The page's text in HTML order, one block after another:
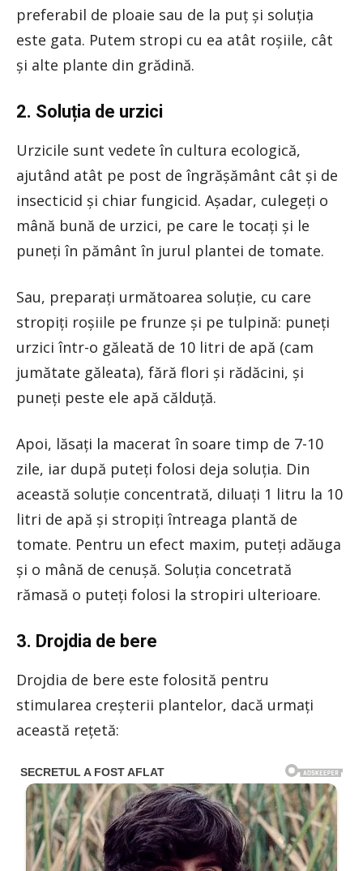
preferabil de ploaie sau de la puț și soluția
este gata. Putem stropi cu ea atât roșiile, cât
și alte plante din grădină.
2. Soluția de urzici
Urzicile sunt vedete în cultura ecologică,
ajutând atât pe post de îngrășământ cât și de
insecticid și chiar fungicid. Așadar, culegeți o
mână bună de urzici, pe care le tocați și le
puneți în pământ în jurul plantei de tomate.
Sau, preparați următoarea soluție, cu care
stropiți roșiile pe frunze și pe tulpină: puneți
urzici într-o găleată de 10 litri de apă (cam
jumătate găleata), fără flori și rădăcini, și
puneți peste ele apă călduță.
Apoi, lăsați la macerat în soare timp de 7-10
zile, iar după puteți folosi deja soluția. Din
această soluție concentrată, diluați 1 litru la 10
litri de apă și stropiți întreaga plantă de
tomate. Pentru un efect maxim, puteți adăuga
și o mână de cenușă. Soluția concetrată
rămasă o puteți folosi la stropiri ulterioare.
3. Drojdia de bere
Drojdia de bere este folosită pentru
stimularea creșterii plantelor, dacă urmați
această rețetă: